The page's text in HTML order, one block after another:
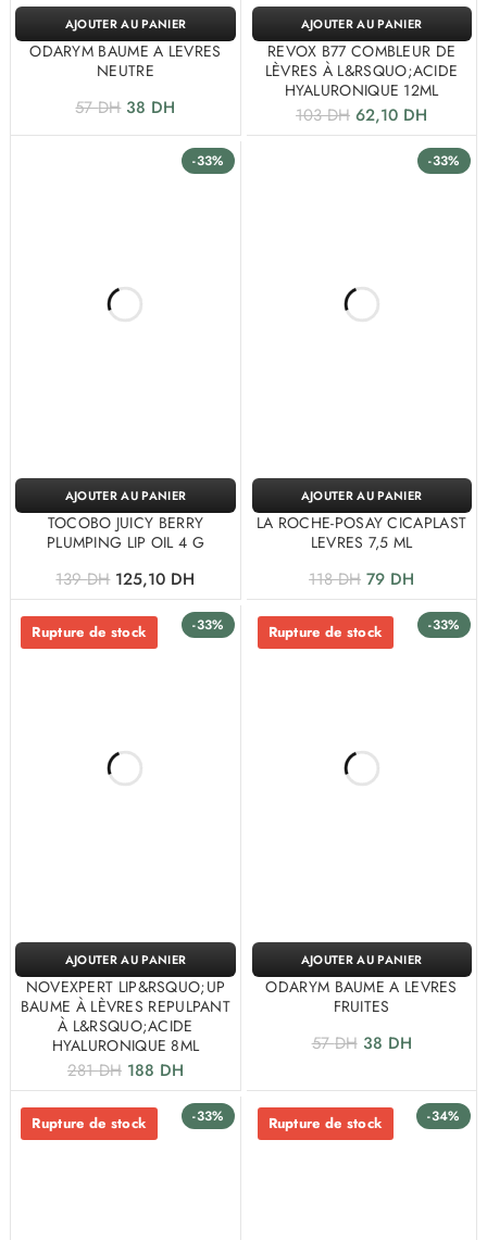
ODARYM BAUME A LEVRES
NEUTRE
57DH 38 DH
AJOUTER AU PANIER
REVOX B77 COMBLEUR DE
LÈVRES À L&RSQUO;ACIDE
HYALURONIQUE 12ML
103DH 62,10 DH
AJOUTER AU PANIER
-33%
TOCOBO JUICY BERRY
PLUMPING LIP OIL 4 G
139DH 125,10 DH
AJOUTER AU PANIER
-33%
LA ROCHE-POSAY CICAPLAST
LEVRES 7,5 ML
118DH 79 DH
AJOUTER AU PANIER
-33%
Rupture de stock
NOVEXPERT LIP&RSQUO;UP
BAUME À LÈVRES REPULPANT
À L&RSQUO;ACIDE
HYALURONIQUE 8ML
281DH 188 DH
AJOUTER AU PANIER
-33%
Rupture de stock
ODARYM BAUME A LEVRES
FRUITES
57DH 38 DH
AJOUTER AU PANIER
-33%
Rupture de stock -34%
Rupture de stock